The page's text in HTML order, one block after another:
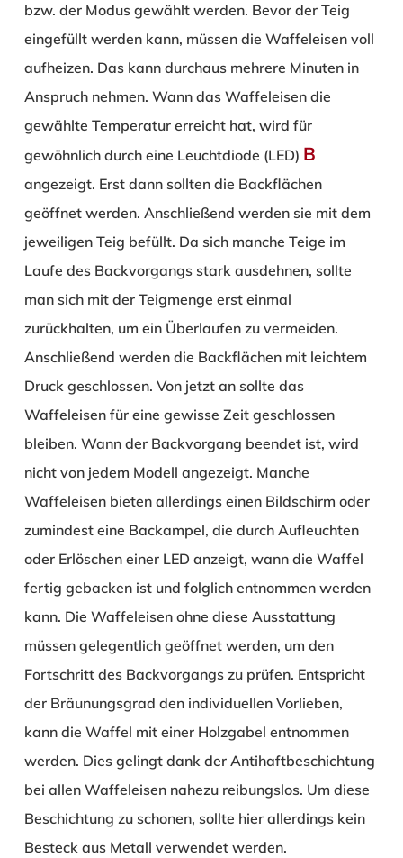
bzw. der Modus gewählt werden. Bevor der Teig
eingefüllt werden kann, müssen die Waffeleisen voll
aufheizen. Das kann durchaus mehrere Minuten in
Anspruch nehmen. Wann das Waffeleisen die
gewählte Temperatur erreicht hat, wird für
gewöhnlich durch eine Leuchtdiode (LED) B
angezeigt. Erst dann sollten die Backflächen
geöffnet werden. Anschließend werden sie mit dem
jeweiligen Teig befüllt. Da sich manche Teige im
Laufe des Backvorgangs stark ausdehnen, sollte
man sich mit der Teigmenge erst einmal
zurückhalten, um ein Überlaufen zu vermeiden.
Anschließend werden die Backflächen mit leichtem
Druck geschlossen. Von jetzt an sollte das
Waffeleisen für eine gewisse Zeit geschlossen
bleiben. Wann der Backvorgang beendet ist, wird
nicht von jedem Modell angezeigt. Manche
Waffeleisen bieten allerdings einen Bildschirm oder
zumindest eine Backampel, die durch Aufleuchten
oder Erlöschen einer LED anzeigt, wann die Waffel
fertig gebacken ist und folglich entnommen werden
kann. Die Waffeleisen ohne diese Ausstattung
müssen gelegentlich geöffnet werden, um den
Fortschritt des Backvorgangs zu prüfen. Entspricht
der Bräunungsgrad den individuellen Vorlieben,
kann die Waffel mit einer Holzgabel entnommen
werden. Dies gelingt dank der Antihaftbeschichtung
bei allen Waffeleisen nahezu reibungslos. Um diese
Beschichtung zu schonen, sollte hier allerdings kein
Besteck aus Metall verwendet werden.